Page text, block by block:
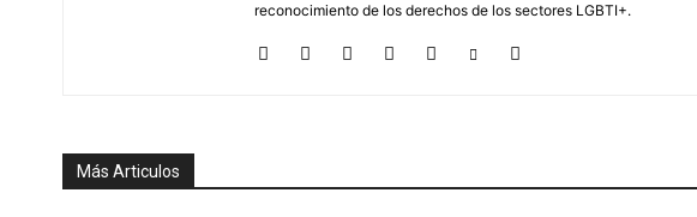
reconocimiento de los derechos de los sectores LGBTI+.
Más Articulos